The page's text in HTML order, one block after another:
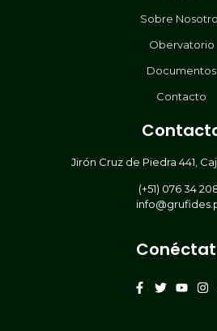
Sobre
Obervatorio
Documentos
Contacto
Jirón Cruz de Piedra 441,
(+51) 076 34